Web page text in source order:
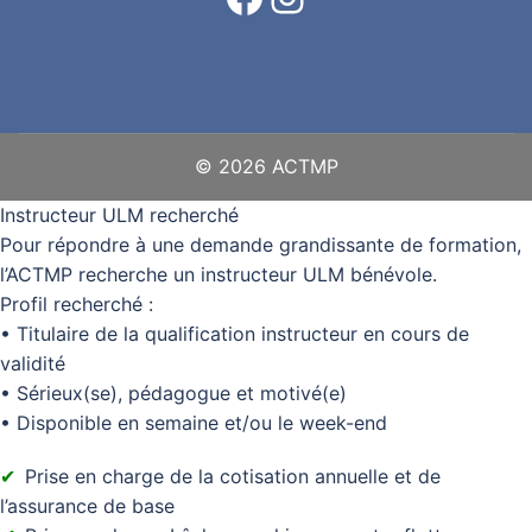
© 2026 ACTMP
Instructeur ULM recherché
Pour répondre à une demande grandissante de formation,
l’ACTMP recherche un instructeur ULM bénévole.
Profil recherché :
• Titulaire de la qualification instructeur en cours de
validité
• Sérieux(se), pédagogue et motivé(e)
• Disponible en semaine et/ou le week-end
Prise en charge de la cotisation annuelle et de
l’assurance de base